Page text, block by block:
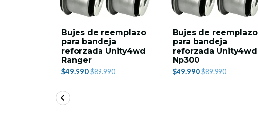
Bujes de reemplazo
para bandeja
reforzada Unity4wd
Ranger
$49.990$89.990
Bujes de reemplazo
para bandeja
reforzada Unity4wd
Np300
$49.990$89.990